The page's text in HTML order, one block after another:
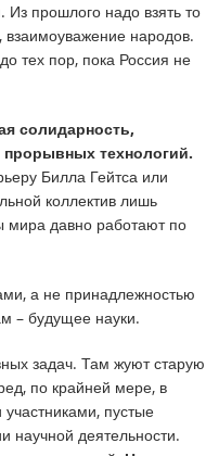
Из прошлого надо взять то
взаимоуважение народов.
тех пор, пока Россия не
солидарность,
технологий.
Билла Гейтса или
коллектив лишь
мира давно работают по
а не принадлежностью
– будущее науки.
задач. Там жуют старую
по крайней мере, в
пустые
научной деятельности.